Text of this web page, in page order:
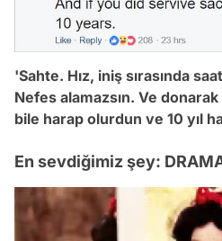
'Sahte. Hız, iniş sırasında
Nefes alamazsın. Ve
bile harap olurdun ve 10 yıl
En sevdiğimiz şey: